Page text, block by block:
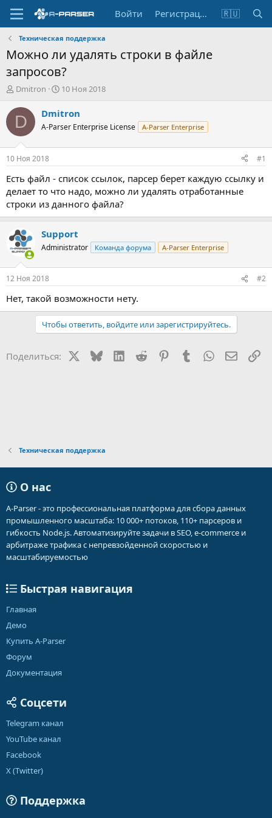
Войти Регистрация 🇷🇺
Техническая поддержка
Можно ли удалять строки в файле
запросов?
А
т
т
е
м
ы
Dmitron
Д
т
н
а
л
10 Ноя 2018
D Dmitron
A-Parser Enterprise License A-Parser Enterprise
10 Ноя 2018 #1
Есть файл - список ссылок, парсер берет каждую ссылку и
делает то что надо, можно ли удалять отработанные
строки из данного файла?
Support
Administrator Команда форума A-Parser Enterprise
12 Ноя 2018 #2
Нет, такой возможности нету.
Чтобы ответить, войдите или зарегистрируйтесь.
Поделиться: BlueskyLinkedIn
Reddit PinterestTumblr WhatsApp
Техническая поддержка
О нас
A-Parser - это профессиональная платформа для сбора данных
промышленного масштаба: 10 000+ потоков, 110+ парсеров и
гибкость Node.js. Автоматизируйте задачи в SEO, e-commerce и
арбитраже трафика с непревзойденной скоростью и
масштабируемостью
Быстрая навигация
Главная
Демо
Купить A-Parser
Форум
Документация
Соцсети
Telegram канал
YouTube канал
Facebook
X (Twitter)
Поддержка